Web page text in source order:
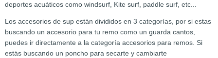
deportes acuáticos como windsurf, Kite surf, paddle surf, etc...
Los accesorios de sup están divididos en 3 categorías, por si estas
buscando un accesorio para tu remo como un guarda cantos,
puedes ir directamente a la categoría accesorios para remos. Si
estás buscando un poncho para secarte y cambiarte